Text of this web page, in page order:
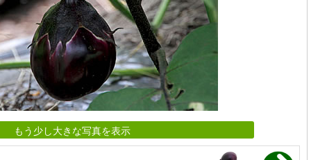
もう少し大きな写真を表示